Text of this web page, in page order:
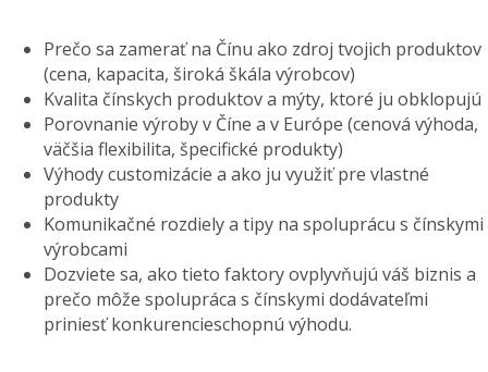
Prečo sa zamerať na Čínu ako zdroj tvojich produktov
(cena, kapacita, široká škála výrobcov)
Kvalita čínskych produktov a mýty, ktoré ju obklopujú
Porovnanie výroby v Číne a v Európe (cenová výhoda,
väčšia flexibilita, špecifické produkty)
Výhody customizácie a ako ju využiť pre vlastné
produkty
Komunikačné rozdiely a tipy na spoluprácu s čínskymi
výrobcami
Dozviete sa, ako tieto faktory ovplyvňujú váš biznis a
prečo môže spolupráca s čínskymi dodávateľmi
priniesť konkurencieschopnú výhodu.